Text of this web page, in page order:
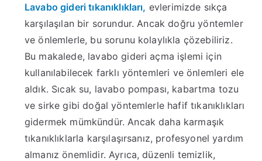
Lavabo gideri tıkanıklıkları, evlerimizde sıkça
karşılaşılan bir sorundur. Ancak doğru yöntemler
ve önlemlerle, bu sorunu kolaylıkla çözebiliriz.
Bu makalede, lavabo gideri açma işlemi için
kullanılabilecek farklı yöntemleri ve önlemleri ele
aldık. Sıcak su, lavabo pompası, kabartma tozu
ve sirke gibi doğal yöntemlerle hafif tıkanıklıkları
gidermek mümkündür. Ancak daha karmaşık
tıkanıklıklarla karşılaşırsanız, profesyonel yardım
almanız önemlidir. Ayrıca, düzenli temizlik,